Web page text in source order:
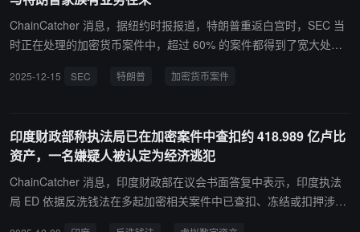
ChainCatcher 消息，据纽约时报报道，特朗普重返白宫时，SEC 当
时正在处理的加密货币案件中，超过 60% 的案件都得到了宽大处
积极追查任何一家与特朗普有关联的公司。对于与特朗普家族加密业
明显关联的被告。据统计，拜登任期内共提起 105 起加密货币案件，
特朗普第一任期共提起 50 起加密货币案件，而特朗普第二任期未提
起任何加密货币案件。在特朗普第二任期，SEC 撤诉了继承的拜登时
代加密货币案件的 33%。针对其他行业的案件，它只撤诉了 4%。总
2025-12-15 SEC 特朗普 加密货币案件
印度财政部称执法局已在加密案件中查扣约 418.989 亿卢比
资产，一名嫌疑人被认定为经济逃犯
ChainCatcher 消息，印度财政部在议会书面答复中表示，印度执法
局 ED 依据反洗钱法在多起加密相关案件中已查扣、冻结或扣押涉案